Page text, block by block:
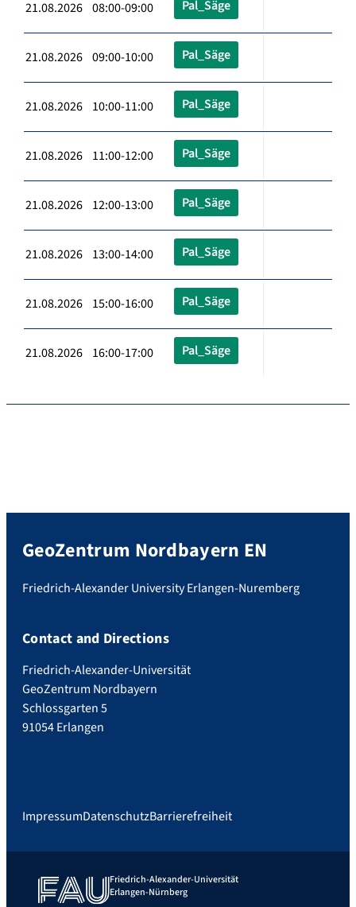
21.08.2026 08:00-09:00 Pal_Säge
21.08.2026 09:00-10:00 Pal_Säge
21.08.2026 10:00-11:00 Pal_Säge
21.08.2026 11:00-12:00 Pal_Säge
21.08.2026 12:00-13:00 Pal_Säge
21.08.2026 13:00-14:00 Pal_Säge
21.08.2026 15:00-16:00 Pal_Säge
21.08.2026 16:00-17:00 Pal_Säge
GeoZentrum Nordbayern EN
Friedrich-Alexander University Erlangen-Nuremberg
Contact and Directions
Friedrich-Alexander-Universität
GeoZentrum Nordbayern
Schlossgarten 5
91054 Erlangen
ImpressumDatenschutzBarrierefreiheit
Friedrich-Alexander-Universität
Erlangen-Nürnberg